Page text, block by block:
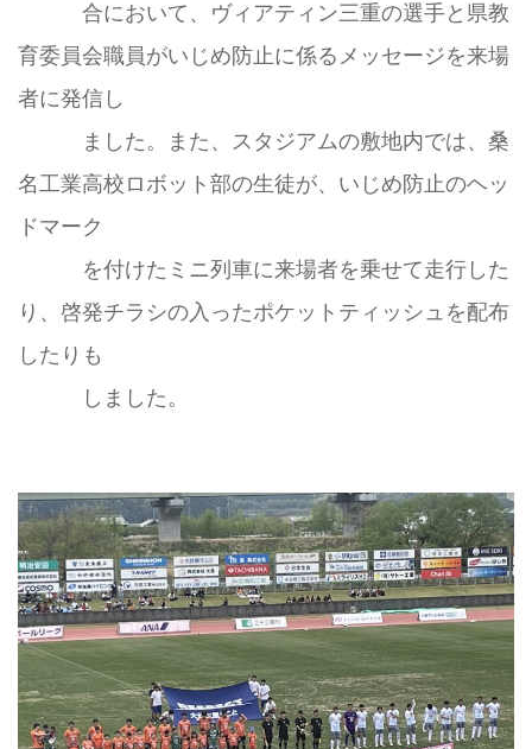
合において、ヴィアティン三重の選手と県教
育委員会職員がいじめ防止に係るメッセージを来場
者に発信し
ました。また、スタジアムの敷地内では、桑
名工業高校ロボット部の生徒が、いじめ防止のヘッ
ドマーク
を付けたミニ列車に来場者を乗せて走行した
り、啓発チラシの入ったポケットティッシュを配布
したりも
しました。